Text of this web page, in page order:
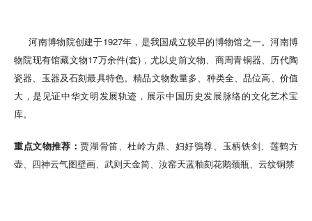
河南博物院创建于1927年，是我国成立较早的博物馆之一。河南博
物院现有馆藏文物17万余件(套)，尤以史前文物、商周青铜器、历代陶
瓷器、玉器及石刻最具特色。精品文物数量多、种类全、品位高、价值
大，是见证中华文明发展轨迹，展示中国历史发展脉络的文化艺术宝
库。
重点文物推荐：贾湖骨笛、杜岭方鼎、妇好鴞尊、玉柄铁剑、莲鹤方
壶、四神云气图壁画、武则天金简、汝窑天蓝釉刻花鹅颈瓶、云纹铜禁